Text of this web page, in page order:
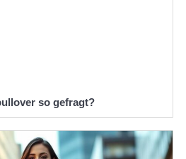
so gefragt?